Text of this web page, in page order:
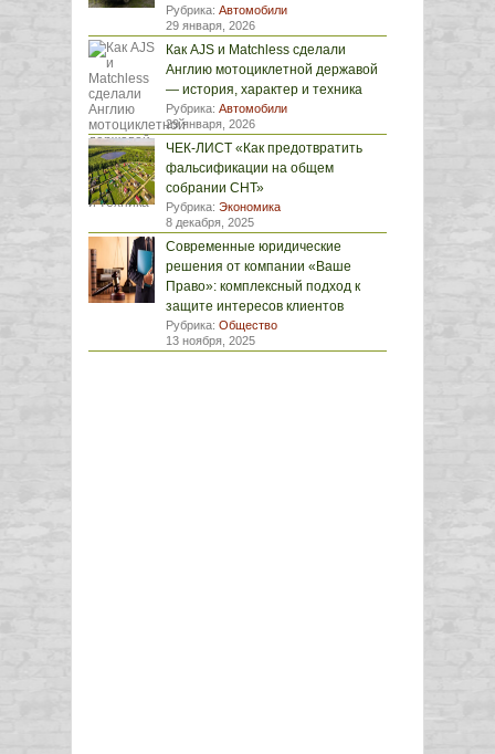
Рубрика: Автомобили
29 января, 2026
Как AJS и Matchless сделали
Англию мотоциклетной державой
— история, характер и техника
Рубрика: Автомобили
29 января, 2026
ЧЕК-ЛИСТ «Как предотвратить
фальсификации на общем
собрании СНТ»
Рубрика: Экономика
8 декабря, 2025
Современные юридические
решения от компании «Ваше
Право»: комплексный подход к
защите интересов клиентов
Рубрика: Общество
13 ноября, 2025